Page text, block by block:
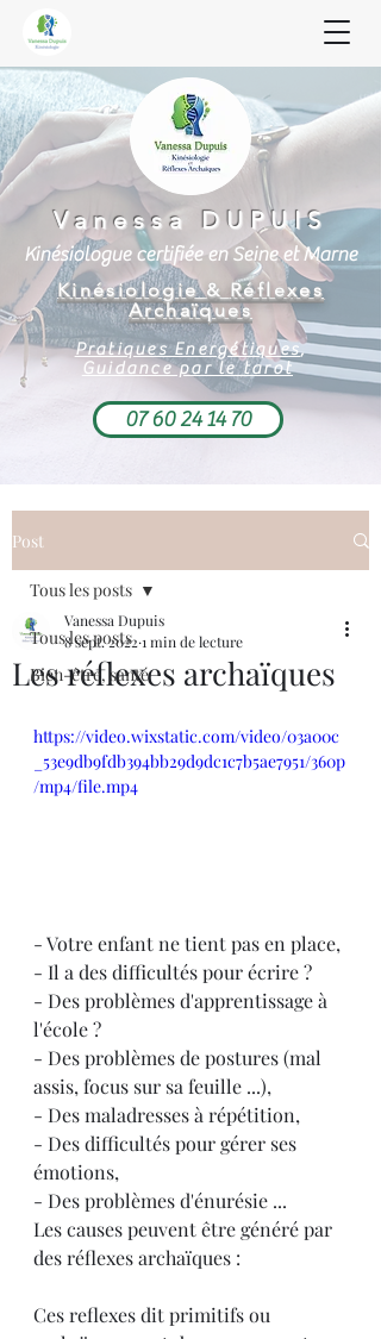
Vanessa DUPUIS
Kinésiologue certifiée en Seine et Marne
Kinésiologie& Réflexes
Archaïques
Pratiques Energétiques,
Guidance par le tarot
07 60 24 14 70
Post
Tous les posts
Bien-être, santé
Tous les posts
Les réflexes archaïques
Vanessa Dupuis
8 sept. 2022 1 min de lecture
https://video.wixstatic.com/video/03a00c
_53e9db9fdb394bb29d9dc1c7b5ae7951/360p
/mp4/file.mp4
- Votre enfant ne tient pas en place,
- Il a des difficultés pour écrire ?
- Des problèmes d'apprentissage à
l'école ?
- Des problèmes de postures (mal
assis, focus sur sa feuille ...),
- Des maladresses à répétition,
- Des difficultés pour gérer ses
émotions,
- Des problèmes d'énurésie ...
Les causes peuvent être généré par
des réflexes archaïques :
Ces reflexes dit primitifs ou